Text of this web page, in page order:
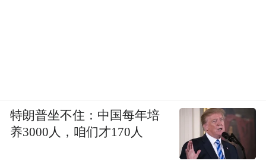
特朗普坐不住：中国每年培
养3000人，咱们才170人